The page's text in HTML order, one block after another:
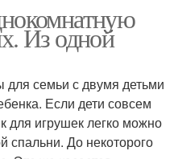
Из одной
для семьи с двумя детьми
Если дети совсем
для игрушек легко можно
спальни. До некоторого